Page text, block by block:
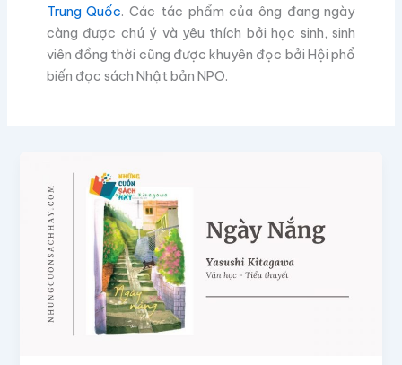
Trung Quốc. Các tác phẩm của ông đang ngày
càng được chú ý và yêu thích bởi học sinh, sinh
viên đồng thời cũng được khuyên đọc bởi Hội phổ
biến đọc sách Nhật bản NPO.